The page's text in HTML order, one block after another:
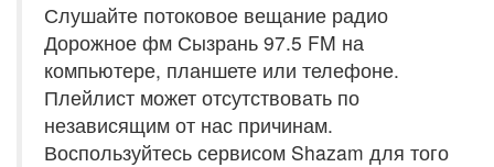
Слушайте потоковое вещание радио
Дорожное фм Сызрань 97.5 FM на
компьютере, планшете или телефоне.
Плейлист может отсутствовать по
независящим от нас причинам.
Воспользуйтесь сервисом Shazam для того